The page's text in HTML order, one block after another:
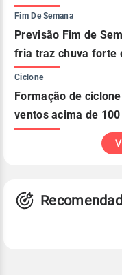
Fim De Semana
Previsão Fim de
fria traz chuva forte
Ciclone
Formação de
ventos acima de